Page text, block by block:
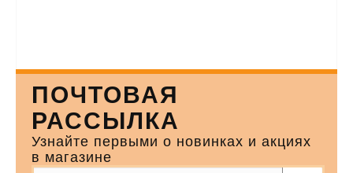
ПОЧТОВАЯ
РАССЫЛКА
Узнайте первыми о новинках и акциях
в магазине